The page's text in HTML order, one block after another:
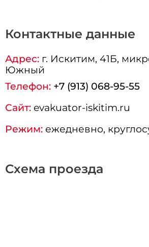
Схема проезда
Контактные данные
Адрес: г. Искитим, 41Б,
Южный
Телефон: +7 (913) 068-95-55
Сайт: evakuator-iskitim.ru
Режим: ежедневно,